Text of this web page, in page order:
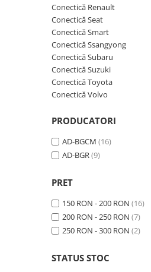
Land Rover
Conectică Renault
Conectică Seat
Conectică Smart
Conectică Ssangyong
Conectică Subaru
Conectică Suzuki
Conectică Toyota
Conectică Volvo
PRODUCATORI
AD-BGCM (16)
AD-BGR(9)
PRET
150 RON - 200 RON (16)
200 RON - 250 RON (7)
250 RON - 300 RON (2)
STATUS STOC